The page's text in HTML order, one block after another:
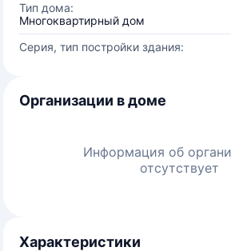
Тип дома:
Многоквартирный дом
Серия, тип постройки здания:
Организации в доме
Информация об
отсутствует
Характеристики